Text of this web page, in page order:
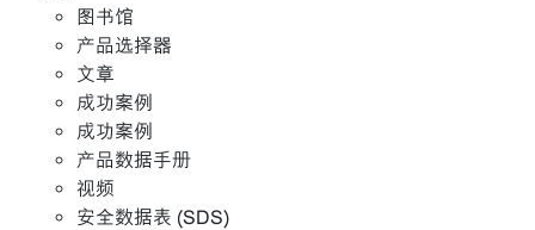
图书馆
产品选择器
文章
成功案例
成功案例
产品数据手册
视频
安全数据表 (SDS)